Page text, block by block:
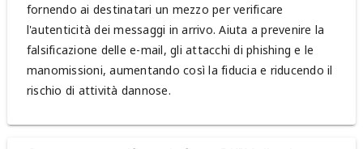
fornendo ai destinatari un mezzo per verificare
l'autenticità dei messaggi in arrivo. Aiuta a prevenire la
falsificazione delle e-mail, gli attacchi di phishing e le
manomissioni, aumentando così la fiducia e riducendo il
rischio di attività dannose.